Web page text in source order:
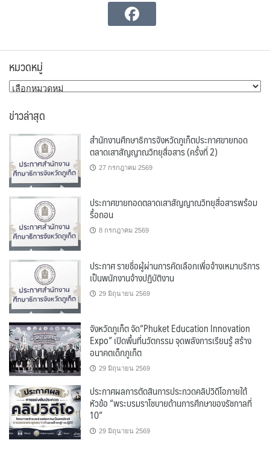
หมวดหมู่
หมวด
ข่าวล่าสุด
สำนักงานศึกษาธิการจังหวัดภูเก็ตประกาศขายทอด
ตลาดเสาสัญญาณวิทยุสื่อสาร (ครั้งที่ 2)
27 กรกฎาคม 2569
ประกาศขายทอดตลาดเสาสัญญาณวิทยุสื่อสารพร้อม
รื้อถอน
8 กรกฎาคม 2569
ประกาศ รายชื่อผู้ผ่านการคัดเลือกเพื่อจ้างเหมาบริการ
เป็นพนักงานจ้างปฏิบัติงาน
29 มิถุนายน 2569
จังหวัดภูเก็ต จัด“Phuket Education Innovation
Expo” เปิดพื้นที่นวัตกรรม จุดพลังการเรียนรู้ สร้าง
อนาคตเด็กภูเก็ต
29 มิถุนายน 2569
ประกาศผลการตัดสินการประกวดคลิปวิดีโอภายใต้
หัวข้อ “พระบรมราโชบายด้านการศึกษาของรัชกาลที่
10”
29 มิถุนายน 2569